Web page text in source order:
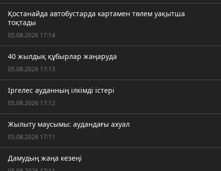
Қостанайда автобустарда картамен төлем уақытша
тоқтады
05.08.2026 17:14
40 жылдық құбырлар жаңаруда
05.08.2026 17:13
Іргелес ауданның ілкімді істері
05.08.2026 17:12
Жылыту маусымы: аудандағы ахуал
05.08.2026 17:11
Дамудың жаңа кезеңі